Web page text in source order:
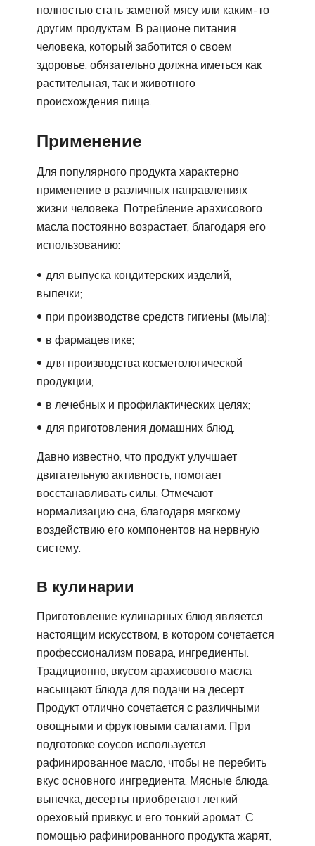
полностью стать заменой мясу или каким-то
другим продуктам. В рационе питания
человека, который заботится о своем
здоровье, обязательно должна иметься как
растительная, так и животного
происхождения пища.
Применение
Для популярного продукта характерно
применение в различных направлениях
жизни человека. Потребление арахисового
масла постоянно возрастает, благодаря его
использованию:
для выпуска кондитерских изделий,
выпечки;
при производстве средств гигиены (мыла);
в фармацевтике;
для производства косметологической
продукции;
в лечебных и профилактических целях;
для приготовления домашних блюд.
Давно известно, что продукт улучшает
двигательную активность, помогает
восстанавливать силы. Отмечают
нормализацию сна, благодаря мягкому
воздействию его компонентов на нервную
систему.
В кулинарии
Приготовление кулинарных блюд является
настоящим искусством, в котором сочетается
профессионализм повара, ингредиенты.
Традиционно, вкусом арахисового масла
насыщают блюда для подачи на десерт.
Продукт отлично сочетается с различными
овощными и фруктовыми салатами. При
подготовке соусов используется
рафинированное масло, чтобы не перебить
вкус основного ингредиента. Мясные блюда,
выпечка, десерты приобретают легкий
ореховый привкус и его тонкий аромат. С
помощью рафинированного продукта жарят,